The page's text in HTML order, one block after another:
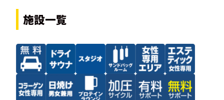
施設一覧